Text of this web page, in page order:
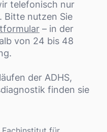
telefonisch nur
Bitte nutzen Sie
– in der
von 24 bis 48
der ADHS,
finden sie